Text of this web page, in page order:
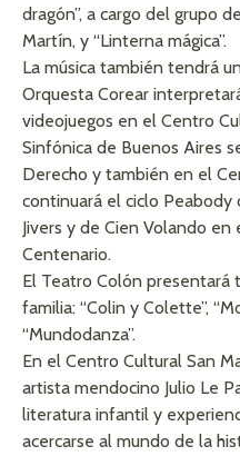
dragón”, a cargo del grupo
Martín, y “Linterna mágica”.
La música también tendrá
Orquesta Corear
videojuegos en el Centro
Sinfónica de Buenos Aires
Derecho y también en el
continuará el ciclo
Jivers y de Cien Volando
Centenario.
El Teatro Colón presentará
familia: “Colin y Colette”,
“Mundodanza”.
En el Centro Cultural San
artista mendocino Julio Le
literatura infantil y
acercarse al mundo de la